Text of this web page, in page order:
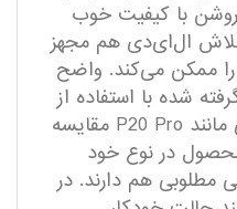
با کیفیت خوب
ال‌ای‌دی هم مجهز
ممکن می‌کند. واضح
شده با استفاده از
این گوشی را با گوشی‌هایی مانند P20 Pro مقایسه
در نوع خود
هم دارند. در